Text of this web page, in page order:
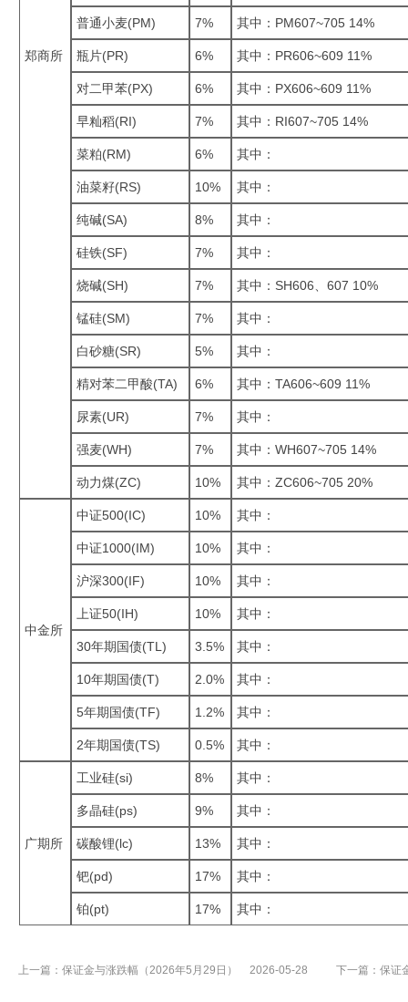
郑商所
普通小麦(PM) 7% 其中：PM607~705 14%
瓶片(PR) 6% 其中：PR606~609 11%
对二甲苯(PX) 6% 其中：PX606~609 11%
早籼稻(RI) 7% 其中：RI607~705 14%
菜粕(RM) 6% 其中：
油菜籽(RS) 10% 其中：
纯碱(SA) 8% 其中：
硅铁(SF) 7% 其中：
烧碱(SH) 7% 其中：SH606、607 10%
锰硅(SM) 7% 其中：
白砂糖(SR) 5% 其中：
精对苯二甲酸(TA) 6% 其中：TA606~609 11%
尿素(UR) 7% 其中：
强麦(WH) 7% 其中：WH607~705 14%
动力煤(ZC) 10% 其中：ZC606~705 20%
中金所
中证500(IC) 10% 其中：
中证1000(IM) 10% 其中：
沪深300(IF) 10% 其中：
上证50(IH) 10% 其中：
30年期国债(TL) 3.5% 其中：
10年期国债(T) 2.0% 其中：
5年期国债(TF) 1.2% 其中：
2年期国债(TS) 0.5% 其中：
广期所
工业硅(si) 8% 其中：
多晶硅(ps) 9% 其中：
碳酸锂(lc) 13% 其中：
钯(pd) 17% 其中：
铂(pt) 17% 其中：
上一篇： 保证金与涨跌幅（2026年5月29日） 2026-05-28 下一篇： 保证